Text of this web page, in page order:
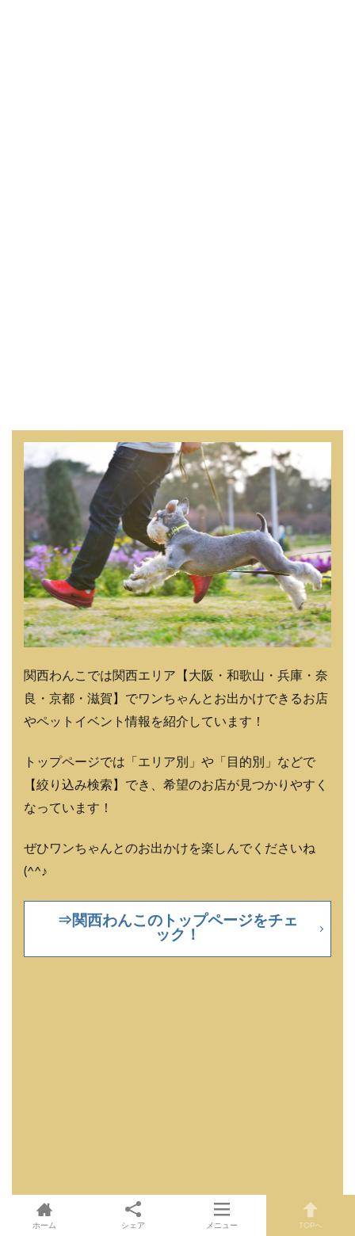
関西わんこでは関西エリア【大阪・和歌山・兵庫・奈
良・京都・滋賀】でワンちゃんとお出かけできるお店
やペットイベント情報を紹介しています！
トップページでは「エリア別」や「目的別」などで
【絞り込み検索】でき、希望のお店が見つかりやすく
なっています！
ぜひワンちゃんとのお出かけを楽しんでくださいね
(^^♪
⇒関西わんこのトップページをチェ
ック！
ホーム シェア メニュー TOPへ